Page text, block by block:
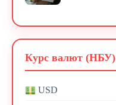
Курс валют (НБУ)
USD